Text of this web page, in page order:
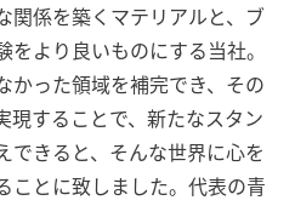
関係を築くマテリアルと、ブ
より良いものにする当社。
かった領域を補完でき、その
現することで、新たなスタン
できると、そんな世界に心を
ことに致しました。代表の青